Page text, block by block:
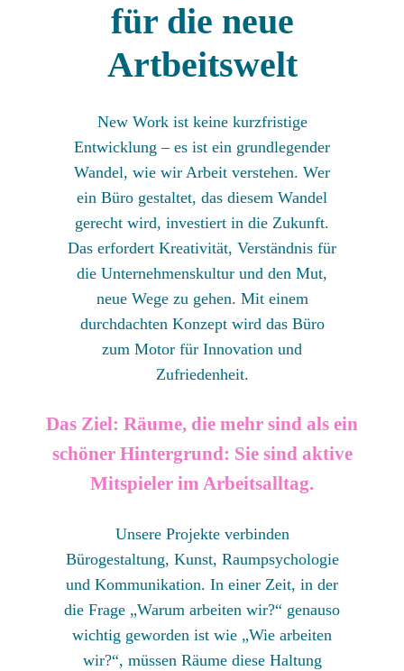
für die neue
Artbeitswelt
New Work ist keine kurzfristige
Entwicklung – es ist ein grundlegender
Wandel, wie wir Arbeit verstehen. Wer
ein Büro gestaltet, das diesem Wandel
gerecht wird, investiert in die Zukunft.
Das erfordert Kreativität, Verständnis für
die Unternehmenskultur und den Mut,
neue Wege zu gehen. Mit einem
durchdachten Konzept wird das Büro
zum Motor für Innovation und
Zufriedenheit.
Das Ziel: Räume, die mehr sind als ein
schöner Hintergrund: Sie sind aktive
Mitspieler im Arbeitsalltag.
Unsere Projekte verbinden
Bürogestaltung, Kunst, Raumpsychologie
und Kommunikation. In einer Zeit, in der
die Frage „Warum arbeiten wir?“ genauso
wichtig geworden ist wie „Wie arbeiten
wir?“, müssen Räume diese Haltung